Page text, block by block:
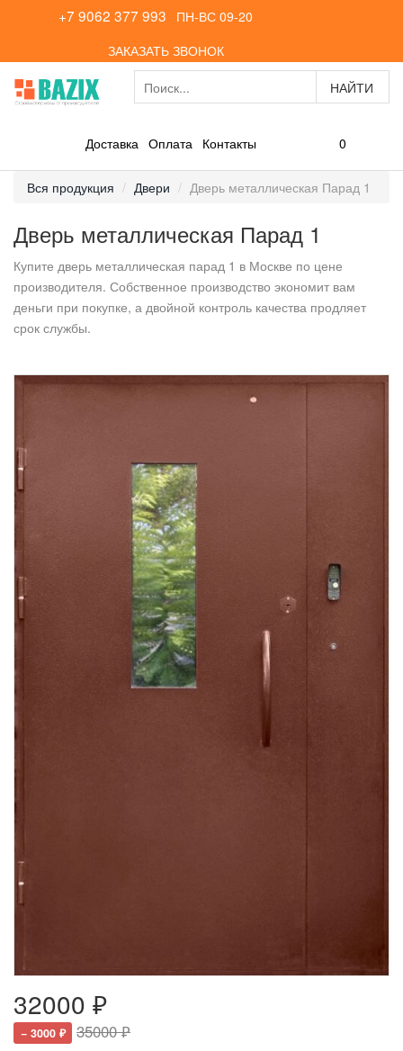
+7 9062 377 993
ПН-ВС 09-20
ЗАКАЗАТЬ ЗВОНОК
Доставка Оплата Контакты 0
Вся продукция Двери Дверь металлическая Парад 1
Дверь металлическая Парад 1
Купите дверь металлическая парад 1 в Москве по цене
производителя. Собственное производство экономит вам
деньги при покупке, а двойной контроль качества продляет
срок службы.
32000 ₽
− 3000 ₽ 35000 ₽